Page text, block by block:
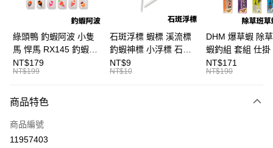
上海商業儲蓄銀行
台北富邦商業銀行
國泰世華商業銀行
兆豐國際商業銀行
臺灣中小企業銀行
台中商業銀行
匯豐（台灣）商業銀行
華泰商業銀行
聯邦商業銀行
遠東國際商業銀行
元大商業銀行
台灣樂天信用卡公司
Apple Pay
悠遊付
大哥付你分期
【大哥付你分期使用說明】
2.付款方式選擇「大哥付你分期」，訂單成立後會自動跳轉到大哥付的交易
流程，驗證手機門號後，選擇欲分期的期數、繳款截止日，確認付款後即完
相關說明
【關於「AFTEE先享後付」】
綠頭鴨 釣蝦阿波 小隻
馬 悍馬 RX145 釣蝦浮
標 泰國蝦標 阿波
F129
NT$179
NT$199
石斑浮標 蝦標 溪流標
釣蝦神標 小浮標 石斑
標 B411
NT$9
NT$10
DHM 爆草蝦 除
蝦釣組 套組 仕掛
尺/5尺 釣蝦釣組
鈎 H361 H370
NT$171
NT$190
商品特色
商品編號
11957403